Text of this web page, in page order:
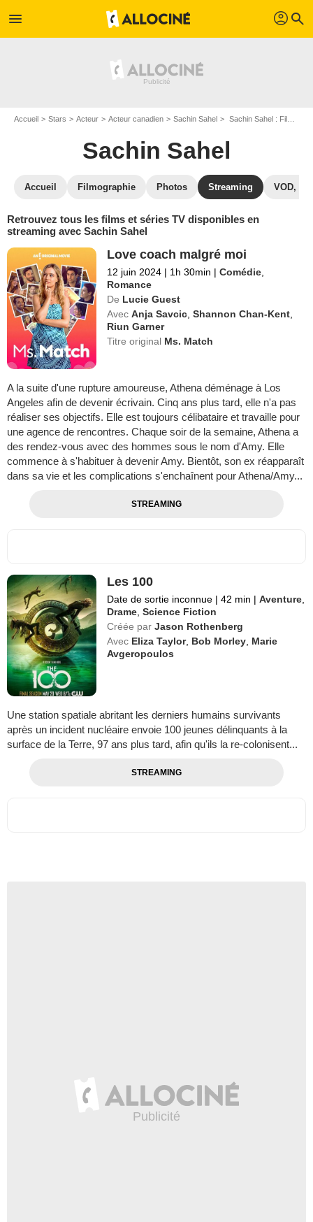
menu profil search
Accueil Stars Acteur Acteur canadien Sachin Sahel Sachin Sahel : Films et séries online
Sachin Sahel
Accueil Filmographie Photos Streaming VOD,
Retrouvez tous les films et séries TV disponibles en
streaming avec Sachin Sahel
Love coach malgré moi
12 juin 2024 | 1h 30min | Comédie
Romance
De Lucie Guest
Avec Anja Savcic ,Shannon Chan-Kent
Riun Garner
Titre original Ms. Match
A la suite d'une rupture amoureuse, Athena déménage à Los
Angeles afin de devenir écrivain. Cinq ans plus tard, elle n'a pas
réaliser ses objectifs. Elle est toujours célibataire et travaille pour
une agence de rencontres. Chaque soir de la semaine, Athena a
des rendez-vous avec des hommes sous le nom d'Amy. Elle
commence à s'habituer à devenir Amy. Bientôt, son ex réapparaît
dans sa vie et les complications s'enchaînent pour Athena/Amy...
STREAMING
Les 100
Date de sortie inconnue | 42 min | Aventure
Drame ,Science Fiction
Créée par Jason Rothenberg
Avec Eliza Taylor, Bob Morley Marie
Avgeropoulos
Une station spatiale abritant les derniers humains survivants
après un incident nucléaire envoie 100 jeunes délinquants à la
surface de la Terre, 97 ans plus tard, afin qu'ils la re-colonisent...
STREAMING